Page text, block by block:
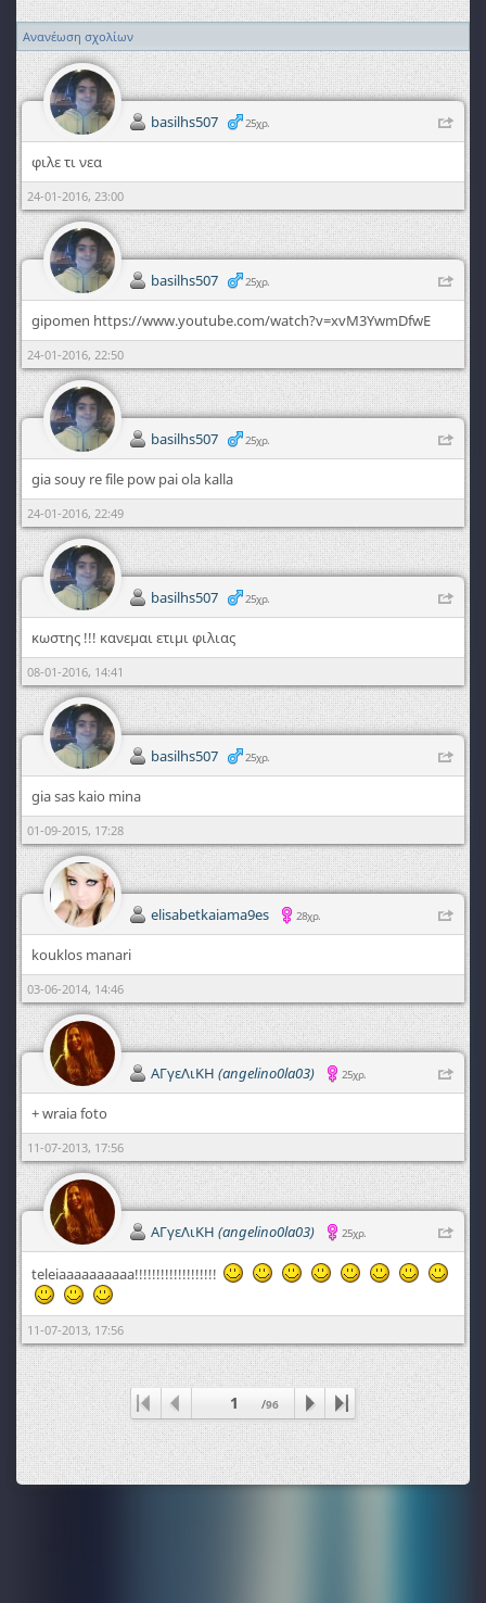
Ανανέωση σχολίων
25χρ.
basilhs507
φιλε τι νεα
24-01-2016, 23:00
25χρ.
basilhs507
gipomen https://www.youtube.com/watch?v=xvM3YwmDfwE
24-01-2016, 22:50
25χρ.
basilhs507
gia souy re file pow pai ola kalla
24-01-2016, 22:49
25χρ.
basilhs507
κωστης !!! κανεμαι ετιμι φιλιας
08-01-2016, 14:41
25χρ.
basilhs507
gia sas kaio mina
01-09-2015, 17:28
28χρ.
elisabetkaiama9es
kouklos manari
03-06-2014, 14:46
25χρ.
ΑΓγεΛιΚΗ (angelino0la03)
+ wraia foto
11-07-2013, 17:56
25χρ.
ΑΓγεΛιΚΗ (angelino0la03)
teleiaaaaaaaaaa!!!!!!!!!!!!!!!!!!!
11-07-2013, 17:56
1 /96